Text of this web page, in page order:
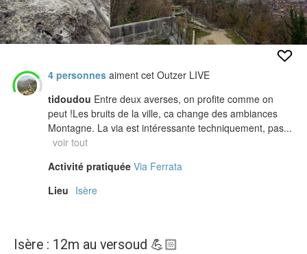
4 personnes aiment cet Outzer LIVE
tidoudou Entre deux averses, on profite comme on
peut !Les bruits de la ville, ca change des ambiances
Montagne. La via est intéressante techniquement, pas...
voir tout
Activité pratiquée Via Ferrata
Lieu Isère
Isère : 12m au versoud 💪🏻